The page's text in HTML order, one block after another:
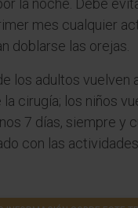
la noche. Debe
mes cualquier
doblarse las orejas.
los adultos vuelven
la cirugía; los niños
7 días, siempre y
con las